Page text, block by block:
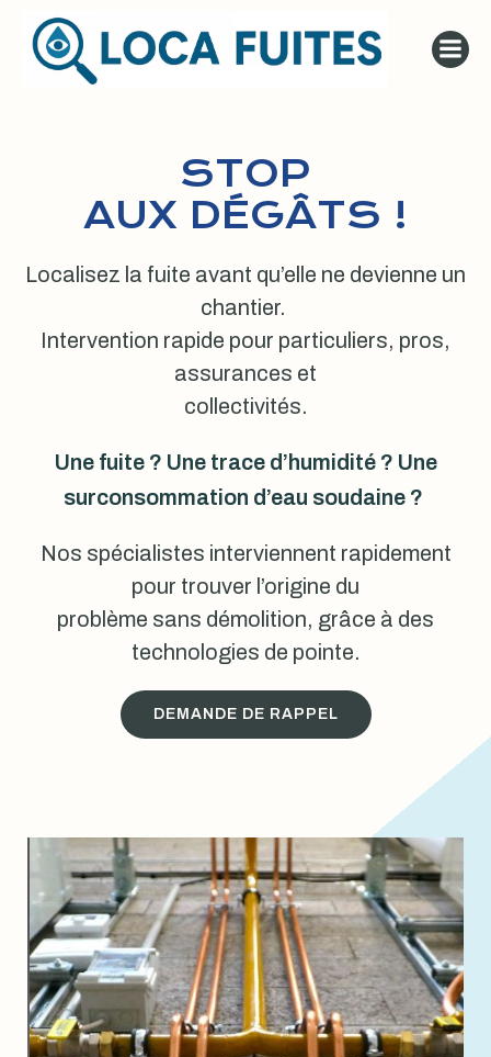
au
contenu
STOP
AUX DÉGÂTS !
Localisez la fuite avant qu’elle ne devienne un
chantier.
Intervention rapide pour particuliers, pros,
assurances et
collectivités.
Une fuite ? Une trace d’humidité ? Une
surconsommation d’eau soudaine ?
Nos spécialistes interviennent rapidement
pour trouver l’origine du
problème sans démolition, grâce à des
technologies de pointe.
DEMANDE DE RAPPEL